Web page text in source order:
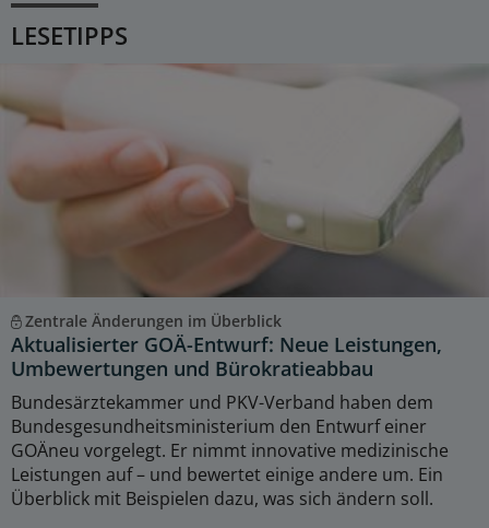
LESETIPPS
Zentrale Änderungen im Überblick
Aktualisierter GOÄ-Entwurf: Neue Leistungen,
Umbewertungen und Bürokratieabbau
Bundesärztekammer und PKV-Verband haben dem
Bundesgesundheitsministerium den Entwurf einer
GOÄneu vorgelegt. Er nimmt innovative medizinische
Leistungen auf – und bewertet einige andere um. Ein
Überblick mit Beispielen dazu, was sich ändern soll.